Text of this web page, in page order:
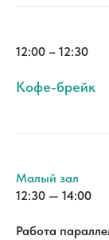
12:30 — 14:00
социального
Дискуссия